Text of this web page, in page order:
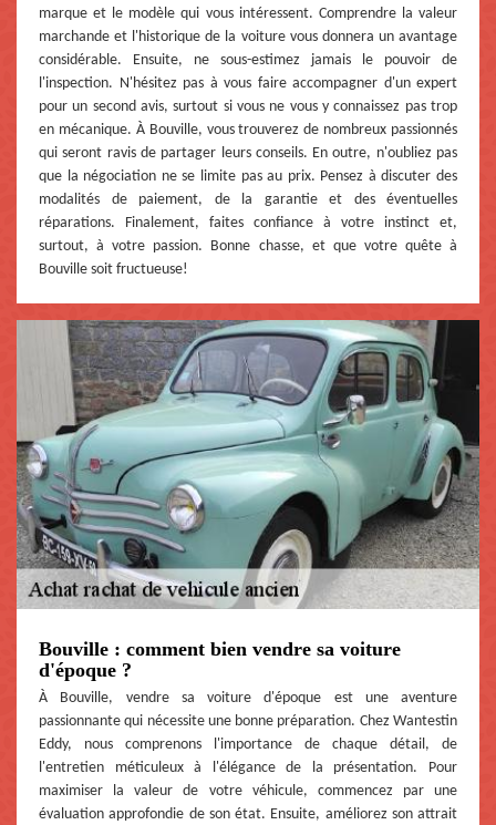
marque et le modèle qui vous intéressent. Comprendre la valeur
marchande et l'historique de la voiture vous donnera un avantage
considérable. Ensuite, ne sous-estimez jamais le pouvoir de
l'inspection. N'hésitez pas à vous faire accompagner d'un expert
pour un second avis, surtout si vous ne vous y connaissez pas trop
en mécanique. À Bouville, vous trouverez de nombreux passionnés
qui seront ravis de partager leurs conseils. En outre, n'oubliez pas
que la négociation ne se limite pas au prix. Pensez à discuter des
modalités de paiement, de la garantie et des éventuelles
réparations. Finalement, faites confiance à votre instinct et,
surtout, à votre passion. Bonne chasse, et que votre quête à
Bouville soit fructueuse!
Bouville : comment bien vendre sa voiture
d'époque ?
À Bouville, vendre sa voiture d'époque est une aventure
passionnante qui nécessite une bonne préparation. Chez Wantestin
Eddy, nous comprenons l'importance de chaque détail, de
l'entretien méticuleux à l'élégance de la présentation. Pour
maximiser la valeur de votre véhicule, commencez par une
évaluation approfondie de son état. Ensuite, améliorez son attrait